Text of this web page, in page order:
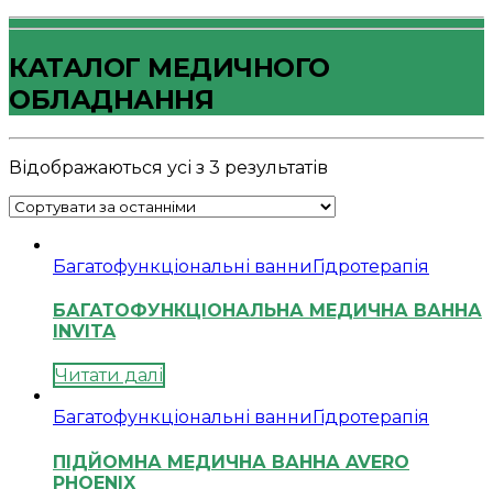
КАТАЛОГ МЕДИЧНОГО
ОБЛАДНАННЯ
Відображаються усі з 3 результатів
Багатофункціональні ванниГідротерапія
БАГАТОФУНКЦІОНАЛЬНА МЕДИЧНА ВАННА
INVITA
Читати далі
Багатофункціональні ванни Гідротерапія
ПІДЙОМНА МЕДИЧНА ВАННА AVERO
PHOENIX